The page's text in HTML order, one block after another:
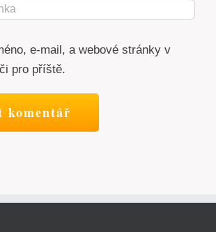
e-mail, a webové stránky v
pro příště.